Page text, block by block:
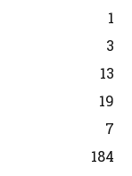
1
3
13
19
7
184